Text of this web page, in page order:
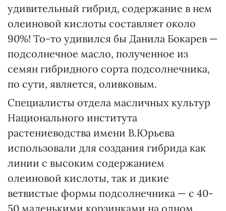
удивительный гибрид, содержание в нем
олеиновой кислоты составляет около
90%! То-то удивился бы Данила Бокарев —
подсолнечное масло, полученное из
семян гибридного сорта подсолнечника,
по сути, является, оливковым.
Специалисты отдела масличных культур
Национального института
растениеводства имени В.Юрьева
использовали для создания гибрида как
линии с высоким содержанием
олеиновой кислоты, так и дикие
ветвистые формы подсолнечника — с 40-
50 маленькими корзинками на одном